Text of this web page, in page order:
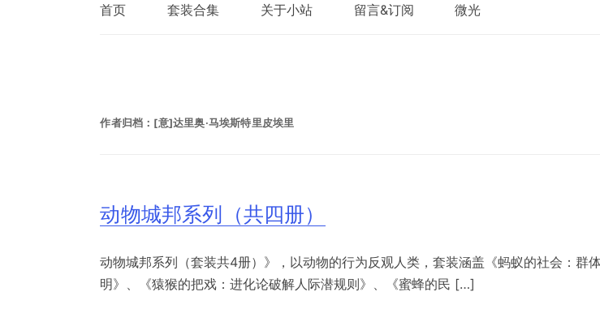
首页 套装合集 关于小站 留言&订阅 微光
作者归档： [意]达里奥·马埃斯特里皮埃里
动物城邦系列（共四册）
动物城邦系列（套装共4册）》，以动物的行为反观人类，套装涵盖《蚂蚁的社会：群
明》、《猿猴的把戏：进化论破解人际潜规则》、《蜜蜂的民 […]